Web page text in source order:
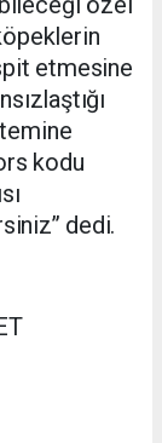
etmesine
kodu
dedi.